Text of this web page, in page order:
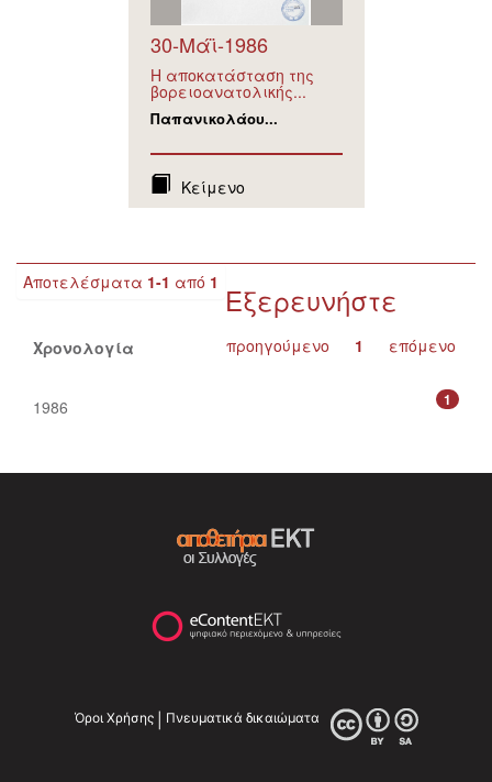
30-Μάϊ-1986
Η αποκατάσταση της
βορειοανατολικής...
Παπανικολάου...
Κείμενο
Αποτελέσματα 1-1 από 1
προηγούμενο 1 επόμενο
Εξερευνήστε
Χρονολογία
1
1986